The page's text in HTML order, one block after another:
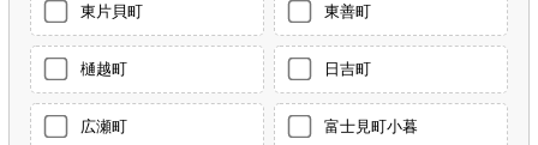
東片貝町 東善町
樋越町 日吉町
広瀬町 富士見町小暮